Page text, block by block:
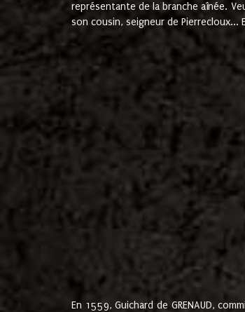
représentante de la branche aînée.
son cousin, seigneur de Pierrecloux...
En 1559, Guichard de GRENAUD,